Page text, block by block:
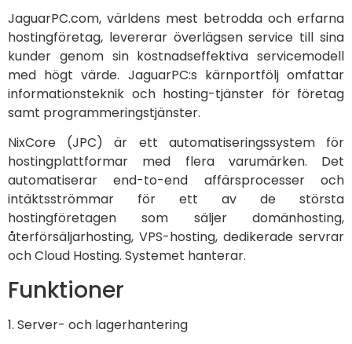
JaguarPC.com, världens mest betrodda och erfarna
hostingföretag, levererar överlägsen service till sina
kunder genom sin kostnadseffektiva servicemodell
med högt värde. JaguarPC:s kärnportfölj omfattar
informationsteknik och hosting-tjänster för företag
samt programmeringstjänster.
NixCore (JPC) är ett automatiseringssystem för
hostingplattformar med flera varumärken. Det
automatiserar end-to-end affärsprocesser och
intäktsströmmar för ett av de största
hostingföretagen som säljer domänhosting,
återförsäljarhosting, VPS-hosting, dedikerade servrar
och Cloud Hosting. Systemet hanterar.
Funktioner
1. Server- och lagerhantering